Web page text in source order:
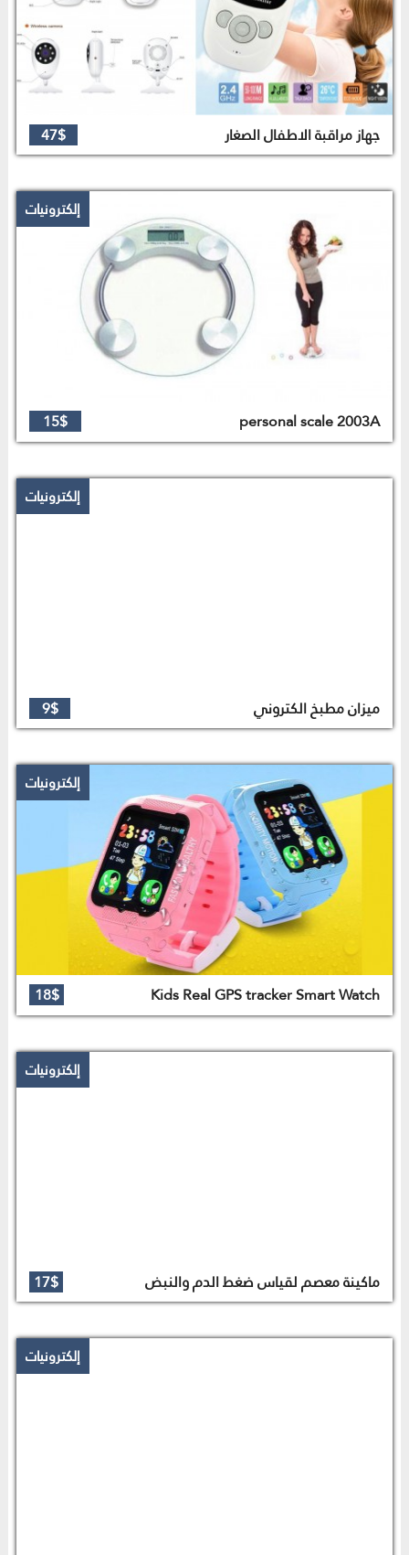
جهاز مراقبة الاطفال الصغار 47$
إلكترونيات
personal scale 2003A
15$
إلكترونيات
ميزان مطبخ الكتروني 9$
إلكترونيات
Kids Real GPS tracker Smart Watch
18$
إلكترونيات
ماكينة معصم لقياس ضغط الدم والنبض 17$
إلكترونيات